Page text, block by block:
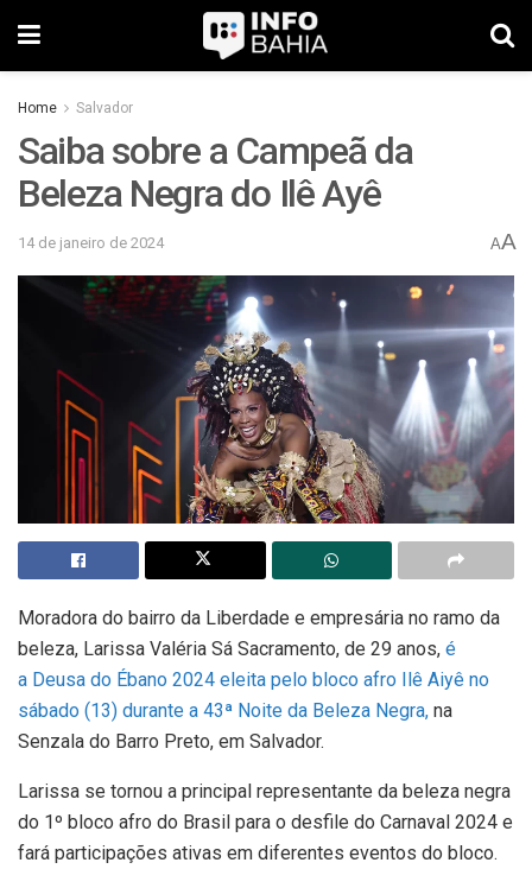
Home Salvador
Saiba sobre a Campeã da
Beleza Negra do Ilê Ayê
14 de janeiro de 2024 AA
Moradora do bairro da Liberdade e empresária no ramo da
beleza, Larissa Valéria Sá Sacramento, de 29 anos, é
a Deusa do Ébano 2024 eleita pelo bloco afro Ilê Aiyê no
sábado (13) durante a 43ª Noite da Beleza Negra, na
Senzala do Barro Preto, em Salvador.
Larissa se tornou a principal representante da beleza negra
do 1º bloco afro do Brasil para o desfile do Carnaval 2024 e
fará participações ativas em diferentes eventos do bloco.